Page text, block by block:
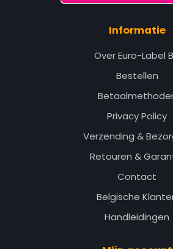
Informatie
Over Euro-Label
Bestellen
Privacy Policy
Verzending &
Retouren &
Contact
Belgische
Handleidingen